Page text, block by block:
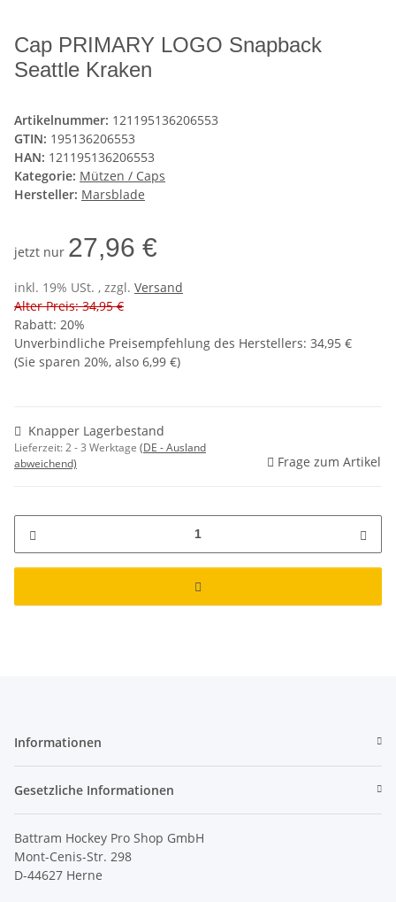
Cap PRIMARY LOGO Snapback
Seattle Kraken
Artikelnummer: 121195136206553
GTIN: 195136206553
HAN: 121195136206553
Kategorie: Mützen / Caps
Hersteller: Marsblade
jetzt nur 27,96 €
inkl. 19% USt. , zzgl. Versand
Alter Preis: 34,95 €
Rabatt: 20%
Unverbindliche Preisempfehlung des Herstellers: 34,95 €
(Sie sparen 20%, also 6,99 €)
Knapper Lagerbestand
Lieferzeit:2 - 3 Werktage (DE - Ausland
abweichend)
Frage zum Artikel
Informationen
Gesetzliche Informationen
Battram Hockey Pro Shop GmbH
Mont-Cenis-Str. 298
D-44627 Herne